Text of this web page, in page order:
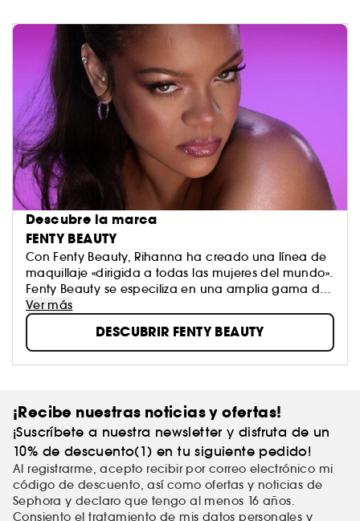
Descubre la marca
FENTY BEAUTY
Con Fenty Beauty, Rihanna ha creado una línea de
maquillaje «dirigida a todas las mujeres del mundo».
Fenty Beauty se especiliza en una amplia gama de
tonos de piel considerados como difíciles de
maquillar, identificando tonalidades universales. ¿Su
visión?: “No hay que maquillarse nunca por
obligación, ni dar la impresión de llevar un uniforme.
Debemos disfrutar de nuestra libertad, ser capaces
Ver más
DESCUBRIR FENTY BEAUTY
¡Recibe nuestras noticias y ofertas!
¡Suscríbete a nuestra newsletter y disfruta de un
10% de descuento(1) en tu siguiente pedido!
Al registrarme, acepto recibir por correo electrónico mi
código de descuento, así como ofertas y noticias de
Sephora y declaro que tengo al menos 16 años.
Consiento el tratamiento de mis datos personales y